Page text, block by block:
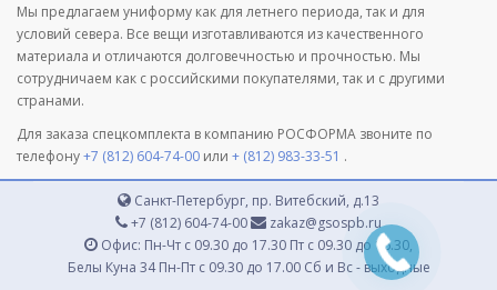
Мы предлагаем униформу как для летнего периода, так и для
условий севера. Все вещи изготавливаются из качественного
материала и отличаются долговечностью и прочностью. Мы
сотрудничаем как с российскими покупателями, так и с другими
странами.
Для заказа спецкомплекта в компанию РОСФОРМА звоните по
телефону+7 (812) 604-74-00 или + (812) 983-33-51 .
Санкт-Петербург, пр. Витебский, д.13
+7 (812) 604-74-00
zakaz@gsospb.ru
Офис: Пн-Чт с 09.30 до 17.30 Пт с 09.30 до 16.30,
Белы Куна 34 Пн-Пт с 09.30 до 17.00 Сб и Вс - выходные